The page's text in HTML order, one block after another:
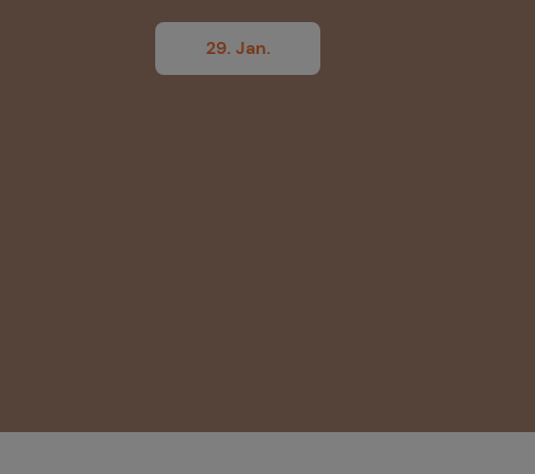
29. Jan.